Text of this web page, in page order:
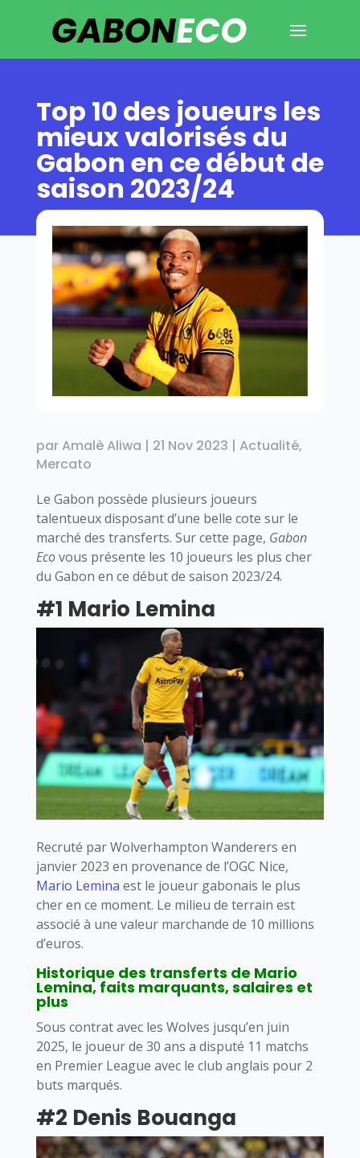
Top 10 des joueurs les
mieux valorisés du
Gabon en ce début de
saison 2023/24
parAmalè Aliwa | 21 Nov 2023 | Actualité,
Mercato
Le Gabon possède plusieurs joueurs
talentueux disposant d’une belle cote sur le
marché des transferts. Sur cette page, Gabon
Ecovous présente les 10 joueurs les plus cher
du Gabon en ce début de saison 2023/24.
#1 Mario Lemina
Recruté par Wolverhampton Wanderers en
janvier 2023 en provenance de l’OGC Nice,
Mario Lemina est le joueur gabonais le plus
cher en ce moment. Le milieu de terrain est
associé à une valeur marchande de 10 millions
d’euros.
Historique des transferts de Mario
Lemina, faits marquants, salaires et
plus
Sous contrat avec les Wolves jusqu’en juin
2025, le joueur de 30 ans a disputé 11 matchs
en Premier League avec le club anglais pour 2
buts marqués.
#2 Denis Bouanga